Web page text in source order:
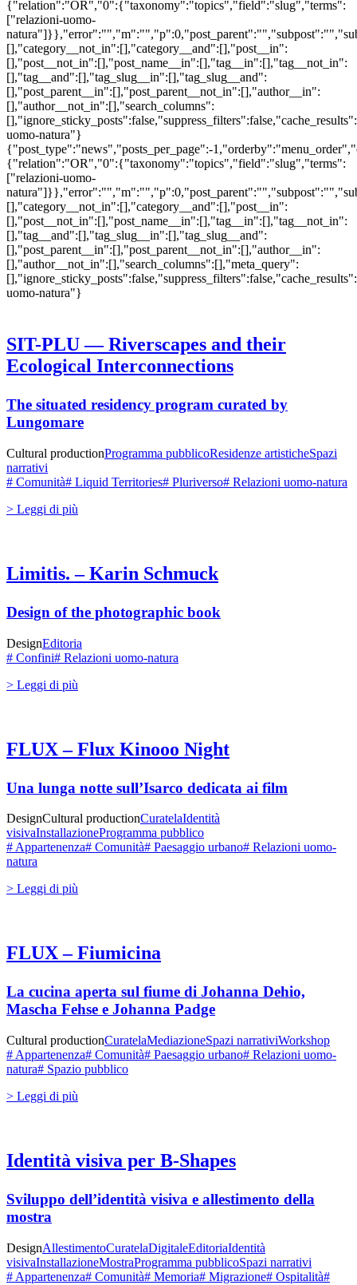
{"relation":"OR","0":{"taxonomy":"topics","field":"slug","terms":
["relazioni-uomo-
[],"category__not_in":[],"category__and":[],"post__in":
[],"post__not_in":[],"post_name__in":[],"tag__in":[],"tag__not_in":
[],"tag__and":[],"tag_slug__in":[],"tag_slug__and":
[],"post_parent__in":[],"post_parent__not_in":[],"author__in":
[],"author__not_in":[],"search_columns":
uomo-natura"}
{"post_type":"news","posts_per_page":-
{"relation":"OR","0":{"taxonomy":"topics","field":"slug","terms":
["relazioni-uomo-
[],"category__not_in":[],"category__and":[],"post__in":
[],"post__not_in":[],"post_name__in":[],"tag__in":[],"tag__not_in":
[],"tag__and":[],"tag_slug__in":[],"tag_slug__and":
[],"post_parent__in":[],"post_parent__not_in":[],"author__in":
[],"author__not_in":[],"search_columns":[],"meta_query":
uomo-natura"}
SIT-PLU — Riverscapes and their
Ecological Interconnections
The situated residency program curated by
Lungomare
Cultural productionProgramma pubblicoResidenze artisticheSpazi
narrativi
# Comunità# Liquid Territories# Pluriverso# Relazioni uomo-natura
> Leggi di più
Limitis. – Karin Schmuck
Design of the photographic book
DesignEditoria
# Confini# Relazioni uomo-natura
> Leggi di più
FLUX – Flux Kinooo Night
Una lunga notte sull’Isarco dedicata ai film
DesignCultural productionCuratelaIdentità
visivaInstallazioneProgramma pubblico
# Appartenenza# Comunità# Paesaggio urbano# Relazioni uomo-
natura
> Leggi di più
FLUX – Fiumicina
La cucina aperta sul fiume di Johanna Dehio,
Mascha Fehse e Johanna Padge
Cultural productionCuratelaMediazioneSpazi narrativiWorkshop
# Appartenenza# Comunità# Paesaggio urbano# Relazioni uomo-
natura# Spazio pubblico
> Leggi di più
Identità visiva per B-Shapes
Sviluppo dell’identità visiva e allestimento della
mostra
DesignAllestimentoCuratelaDigitaleEditoriaIdentità
visivaInstallazioneMostraProgramma pubblicoSpazi narrativi
# Appartenenza# Comunità# Memoria# Migrazione# Ospitalità#